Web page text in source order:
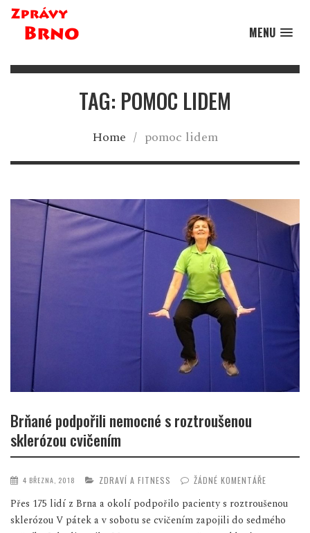
MENU
TAG: POMOC LIDEM
Home / pomoc lidem
Brňané podpořili nemocné s roztroušenou
sklerózou cvičením
4 BŘEZNA, 2018 ZDRAVÍ A FITNESS ŽÁDNÉ KOMENTÁŘE
Přes 175 lidí z Brna a okolí podpořilo pacienty s roztroušenou
sklerózou V pátek a v sobotu se cvičením zapojili do sedmého